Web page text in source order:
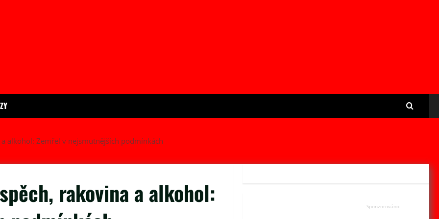
alkohol: Zemřel v nejsmutnějších podmínkách
rakovina a alkohol: